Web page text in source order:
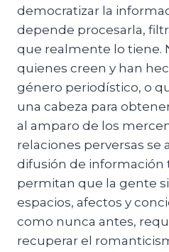
democratizar la
depende procesarla,
que realmente lo tiene.
quienes creen y han
género periodístico, o
una cabeza para
al amparo de los
relaciones perversas se
difusión de información
permitan que la gente
espacios, afectos y
como nunca antes,
recuperar el